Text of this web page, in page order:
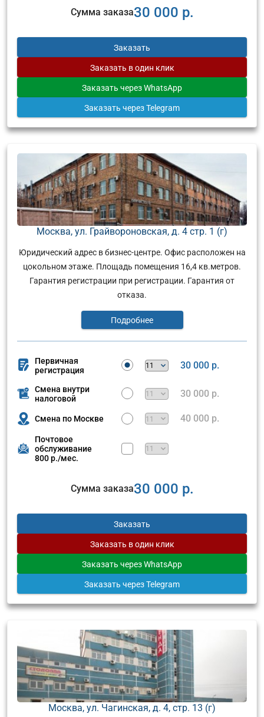
Сумма заказа30 000 р.
Заказать
Заказать в один клик
Заказать через WhatsApp
Заказать через Telegram
Москва, ул. Грайвороновская, д. 4 стр. 1 (г)
Юридический адрес в бизнес-центре. Офис расположен на
цокольном этаже. Площадь помещения 16,4 кв.метров.
Гарантия регистрации при регистрации. Гарантия от
отказа.
Подробнее
Первичная
регистрация
30 000 р.
Смена внутри
налоговой
30 000 р.
Смена по Москве 40 000 р.
Почтовое
обслуживание
800 р./мес.
Сумма заказа30 000 р.
Заказать
Заказать в один клик
Заказать через WhatsApp
Заказать через Telegram
Москва, ул. Чагинская, д. 4, стр. 13 (г)